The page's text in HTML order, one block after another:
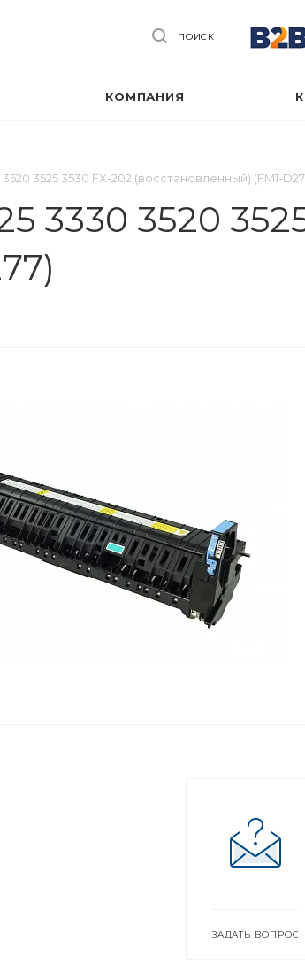
ПОИСК
КОМПАНИЯ
3525 3530 FX-202 (восстановленный) (FM1-
3330 3520
ЗАДАТЬ ВОПРОС